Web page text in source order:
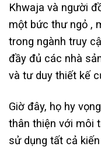
Khwaja và người
một bức thư ngỏ ,
trong ngành truy
đầy đủ các nhà
và tư duy thiết kế
Giờ đây, họ hy
thân thiện với môi
sử dụng tất cả